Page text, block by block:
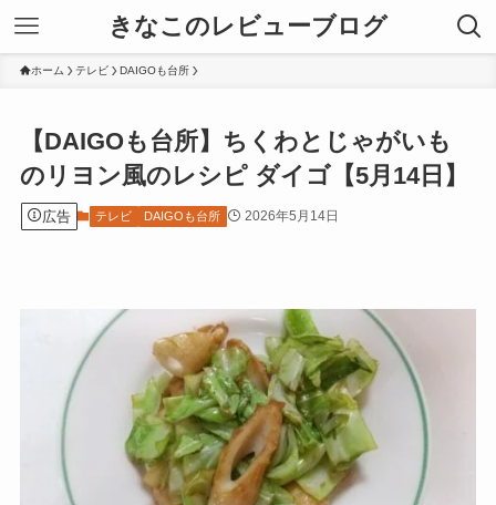
きなこのレビューブログ
ホーム テレビ DAIGOも台所
【DAIGOも台所】ちくわとじゃがいも
のリヨン風のレシピ ダイゴ【5月14日】
広告 テレビ DAIGOも台所 2026年5月14日